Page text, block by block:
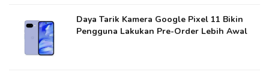
Daya Tarik Kamera Google Pixel 11 Bikin
Pengguna Lakukan Pre-Order Lebih Awal